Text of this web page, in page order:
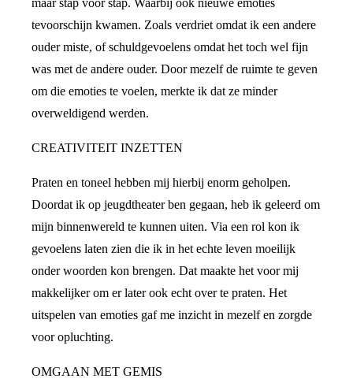
tevoorschijn kwamen. Zoals verdriet omdat ik een andere
ouder miste, of schuldgevoelens omdat het toch wel fijn
was met de andere ouder. Door mezelf de ruimte te geven
om die emoties te voelen, merkte ik dat ze minder
overweldigend werden.
CREATIVITEIT INZETTEN
Praten en toneel hebben mij hierbij enorm geholpen.
Doordat ik op jeugdtheater ben gegaan, heb ik geleerd om
mijn binnenwereld te kunnen uiten. Via een rol kon ik
gevoelens laten zien die ik in het echte leven moeilijk
onder woorden kon brengen. Dat maakte het voor mij
makkelijker om er later ook echt over te praten. Het
uitspelen van emoties gaf me inzicht in mezelf en zorgde
voor opluchting.
OMGAAN MET GEMIS